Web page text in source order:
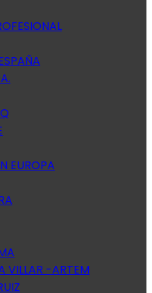
EUROPA
VILLAR -ARTEM